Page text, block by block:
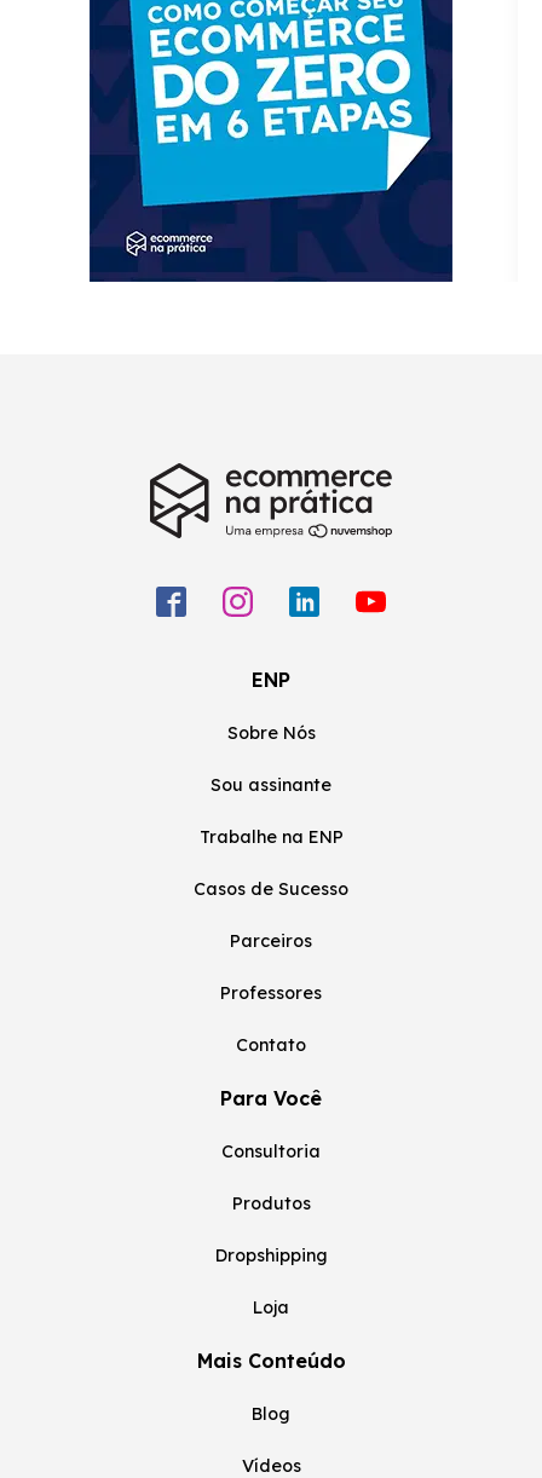
ENP
Sobre Nós
Sou assinante
Trabalhe na ENP
Casos de Sucesso
Parceiros
Professores
Contato
Para Você
Consultoria
Produtos
Dropshipping
Loja
Mais Conteúdo
Blog
Vídeos